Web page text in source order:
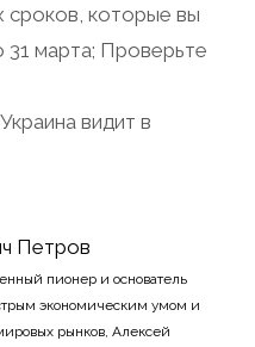
сроков, которые вы
марта; Проверьте
видит в
Петров
пионер и основатель
экономическим умом и
рынков, Алексей